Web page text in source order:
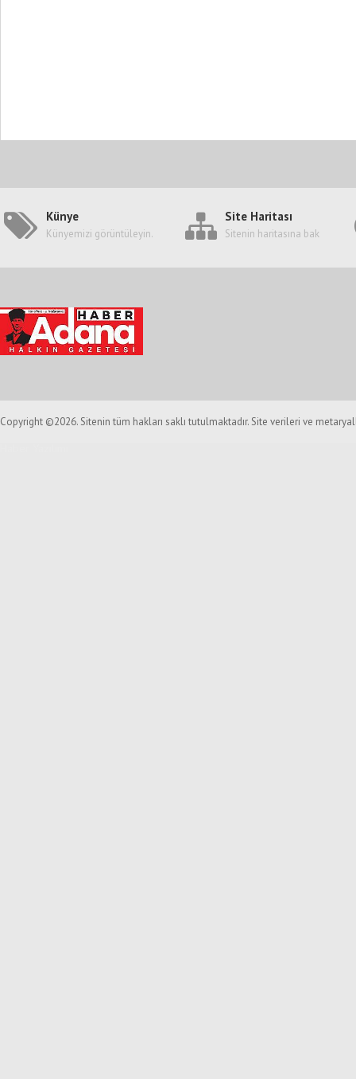
Künye
Künyemizi görüntüleyin.
Site Haritası
Sitenin haritasına bak
Copyright ©2026. Sitenin tüm hakları saklı tutulmaktadır. Site verileri ve